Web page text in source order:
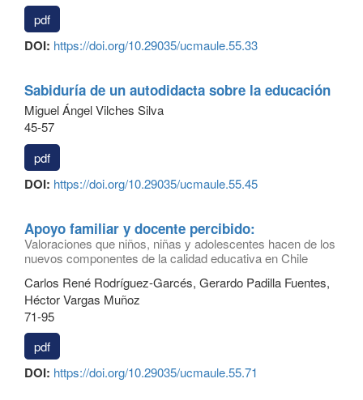
pdf
DOI: https://doi.org/10.29035/ucmaule.55.33
Sabiduría de un autodidacta sobre la educación
Miguel Ángel Vilches Silva
45-57
pdf
DOI: https://doi.org/10.29035/ucmaule.55.45
Apoyo familiar y docente percibido:
Valoraciones que niños, niñas y adolescentes hacen de los
nuevos componentes de la calidad educativa en Chile
Carlos René Rodríguez-Garcés, Gerardo Padilla Fuentes,
Héctor Vargas Muñoz
71-95
pdf
DOI: https://doi.org/10.29035/ucmaule.55.71